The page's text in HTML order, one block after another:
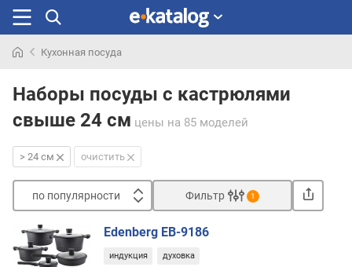
раньше
Кухонная посуда
Наборы посуды с кастрюлями
свыше 24 см цены на 85 моделей
> 24 см очистить
по популярности
п
о
Фильтр 1
Edenberg EB-9186
индукция духовка